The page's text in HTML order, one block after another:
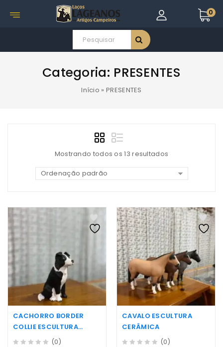
0
Categoria: PRESENTES
Início » PRESENTES
Mostrando todos os 13 resultados
Ordenação padrão
CACHORRO BORDER
COLLIE ESCULTURA
CERÂMICA
(0)
CAVALO ESCULTURA
CERÂMICA
(0)